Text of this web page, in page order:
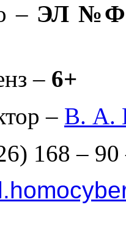
– ЭЛ
– 6+
– В. А.
168 – 90